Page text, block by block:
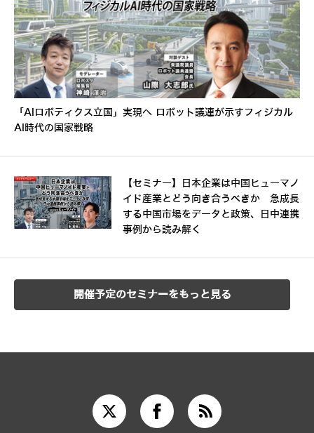
「AIロボティクス立国」実現へ ロボット議連が示すフィジカル
AI時代の国家戦略
【セミナー】日本企業は中国ヒューマノ
イド産業とどう向き合うべきか 急成長
する中国市場をデータと政策、日中連携
事例から読み解く
開催予定のセミナーをもっと見る